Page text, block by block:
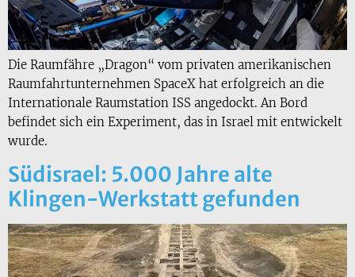
Die Raumfähre „Dragon“ vom privaten amerikanischen
Raumfahrtunternehmen SpaceX hat erfolgreich an die
Internationale Raumstation ISS angedockt. An Bord
befindet sich ein Experiment, das in Israel mit entwickelt
wurde.
Südisrael: 5.000 Jahre alte
Klingen-Werkstatt gefunden